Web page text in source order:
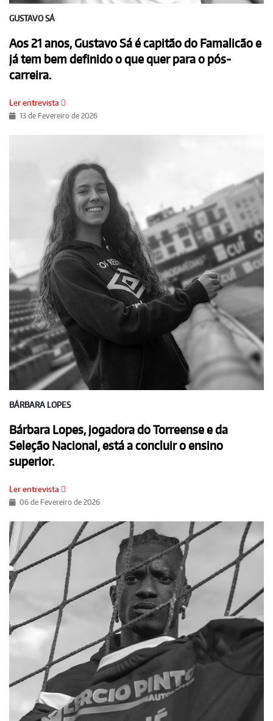
GUSTAVO SÁ
Aos 21 anos, Gustavo Sá é capitão do Famalicão e
já tem bem definido o que quer para o pós-
carreira.
Ler entrevista
13 de Fevereiro de 2026
BÁRBARA LOPES
Bárbara Lopes, jogadora do Torreense e da
Seleção Nacional, está a concluir o ensino
superior.
Ler entrevista
06 de Fevereiro de 2026